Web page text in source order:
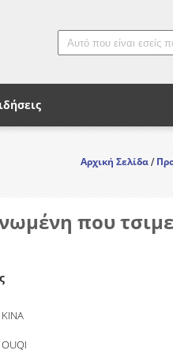
Αρχική Σελίδα /
που
ΚΙΝΑ
OUQI